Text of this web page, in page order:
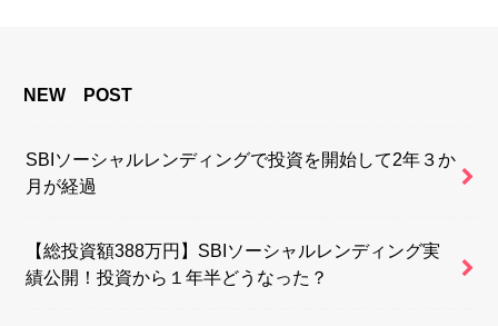
NEW POST
SBIソーシャルレンディングで投資を開始して2年３か
月が経過
【総投資額388万円】SBIソーシャルレンディング実
績公開！投資から１年半どうなった？